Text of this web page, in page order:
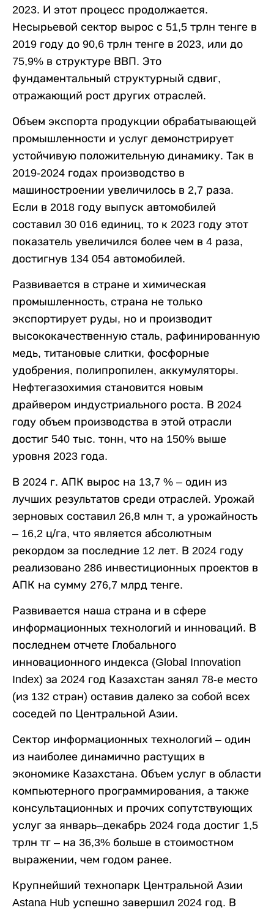
2023. И этот процесс продолжается.
Несырьевой сектор вырос с 51,5 трлн тенге в
2019 году до 90,6 трлн тенге в 2023, или до
75,9% в структуре ВВП. Это
фундаментальный структурный сдвиг,
отражающий рост других отраслей.
Объем экспорта продукции обрабатывающей
промышленности и услуг демонстрирует
устойчивую положительную динамику. Так в
2019-2024 годах производство в
машиностроении увеличилось в 2,7 раза.
Если в 2018 году выпуск автомобилей
составил 30 016 единиц, то к 2023 году этот
показатель увеличился более чем в 4 раза,
достигнув 134 054 автомобилей.
Развивается в стране и химическая
промышленность, страна не только
экспортирует руды, но и производит
высококачественную сталь, рафинированную
медь, титановые слитки, фосфорные
удобрения, полипропилен, аккумуляторы.
Нефтегазохимия становится новым
драйвером индустриального роста. В 2024
году объем производства в этой отрасли
достиг 540 тыс. тонн, что на 150% выше
уровня 2023 года.
В 2024 г. АПК вырос на 13,7 % – один из
лучших результатов среди отраслей. Урожай
зерновых составил 26,8 млн т, а урожайность
– 16,2 ц/га, что является абсолютным
рекордом за последние 12 лет. В 2024 году
реализовано 286 инвестиционных проектов в
АПК на сумму 276,7 млрд тенге.
Развивается наша страна и в сфере
информационных технологий и инноваций. В
последнем отчете Глобального
инновационного индекса (Global Innovation
Index) за 2024 год Казахстан занял 78-е место
(из 132 стран) оставив далеко за собой всех
соседей по Центральной Азии.
Сектор информационных технологий – один
из наиболее динамично растущих в
экономике Казахстана. Объем услуг в области
компьютерного программирования, а также
консультационных и прочих сопутствующих
услуг за январь–декабрь 2024 года достиг 1,5
трлн тг – на 36,3% больше в стоимостном
выражении, чем годом ранее.
Крупнейший технопарк Центральной Азии
Astana Hub успешно завершил 2024 год. В